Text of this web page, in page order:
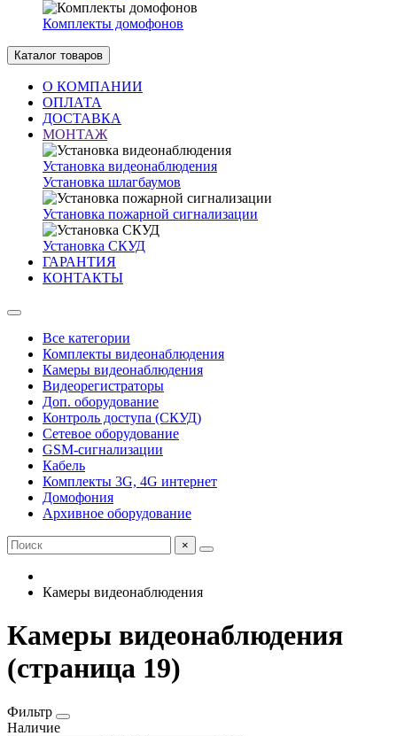
Комплекты домофонов
Каталог товаров
О КОМПАНИИ
ОПЛАТА
ДОСТАВКА
МОНТАЖ
Установка видеонаблюдения
Установка шлагбаумов
Установка пожарной сигнализации
Установка СКУД
ГАРАНТИЯ
КОНТАКТЫ
Все категории
Комплекты видеонаблюдения
Камеры видеонаблюдения
Видеорегистраторы
Доп. оборудование
Контроль доступа (СКУД)
Сетевое оборудование
GSM-сигнализации
Кабель
Комплекты 3G, 4G интернет
Домофония
Архивное оборудование
×
Камеры видеонаблюдения
Камеры видеонаблюдения
(страница 19)
Фильтр
Наличие